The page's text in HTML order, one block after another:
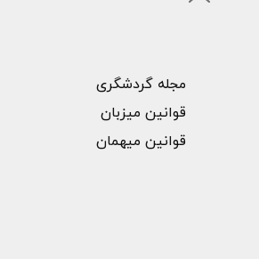
مجله گردشگری
قوانین میزبان
قوانین میهمان